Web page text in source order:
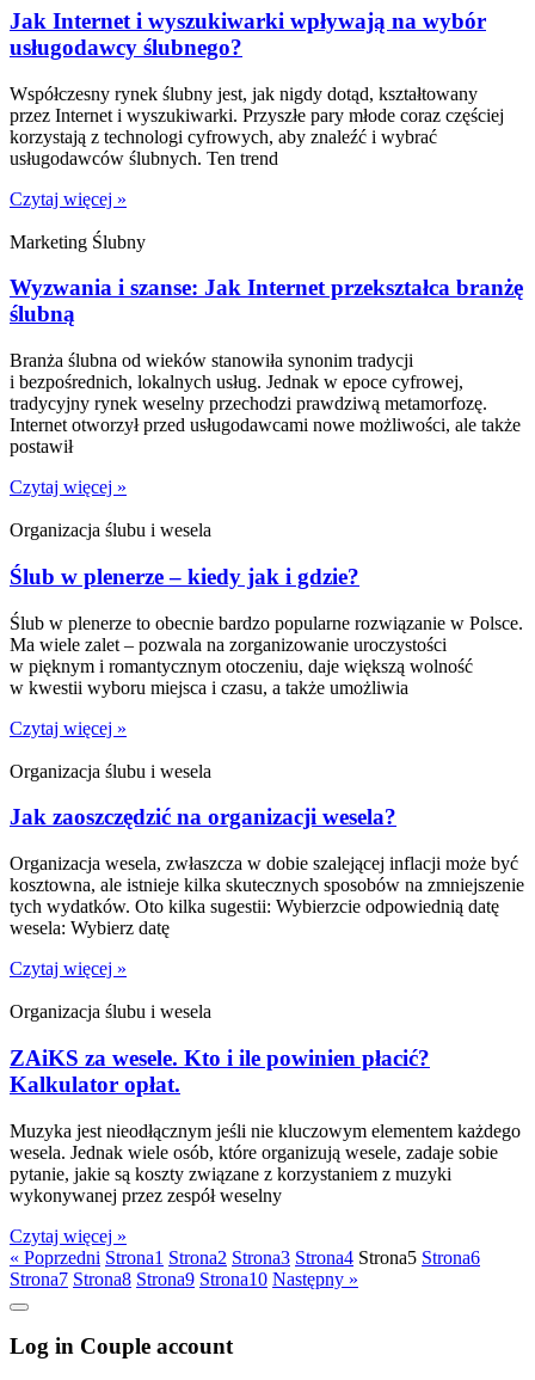
Jak Internet i wyszukiwarki wpływają na wybór
usługodawcy ślubnego?
Współczesny rynek ślubny jest, jak nigdy dotąd, kształtowany
przez Internet i wyszukiwarki. Przyszłe pary młode coraz częściej
korzystają z technologi cyfrowych, aby znaleźć i wybrać
usługodawców ślubnych. Ten trend
Czytaj więcej »
Marketing Ślubny
Wyzwania i szanse: Jak Internet przekształca branżę
ślubną
Branża ślubna od wieków stanowiła synonim tradycji
i bezpośrednich, lokalnych usług. Jednak w epoce cyfrowej,
tradycyjny rynek weselny przechodzi prawdziwą metamorfozę.
Internet otworzył przed usługodawcami nowe możliwości, ale także
postawił
Czytaj więcej »
Organizacja ślubu i wesela
Ślub w plenerze – kiedy jak i gdzie?
Ślub w plenerze to obecnie bardzo popularne rozwiązanie w Polsce.
Ma wiele zalet – pozwala na zorganizowanie uroczystości
w pięknym i romantycznym otoczeniu, daje większą wolność
w kwestii wyboru miejsca i czasu, a także umożliwia
Czytaj więcej »
Organizacja ślubu i wesela
Jak zaoszczędzić na organizacji wesela?
Organizacja wesela, zwłaszcza w dobie szalejącej inflacji może być
kosztowna, ale istnieje kilka skutecznych sposobów na zmniejszenie
tych wydatków. Oto kilka sugestii: Wybierzcie odpowiednią datę
wesela: Wybierz datę
Czytaj więcej »
Organizacja ślubu i wesela
ZAiKS za wesele. Kto i ile powinien płacić?
Kalkulator opłat.
Muzyka jest nieodłącznym jeśli nie kluczowym elementem każdego
wesela. Jednak wiele osób, które organizują wesele, zadaje sobie
pytanie, jakie są koszty związane z korzystaniem z muzyki
wykonywanej przez zespół weselny
Czytaj więcej »
« Poprzedni Strona1 Strona2 Strona3 Strona4 Strona5 Strona6
Strona7 Strona8 Strona9 Strona10 Następny »
Log in Couple account